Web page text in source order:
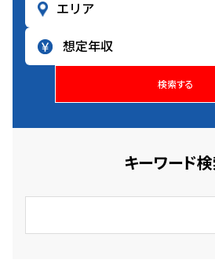
検索する
キーワード